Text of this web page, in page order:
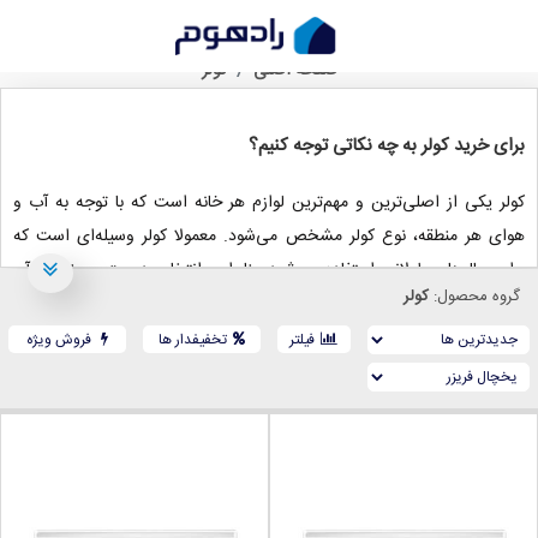
خرید کولر، از بررسی قیمت تا انتخاب
صفحه اصلی کولر
برای خرید کولر به چه نکاتی توجه کنیم؟
کولر یکی از اصلی‌ترین و مهم‌ترین لوازم هر خانه است که با توجه به آب و
هوای هر منطقه، نوع کولر مشخص می‌شود. معمولا کولر وسیله‌ای است که
برای سال‌های طولانی استفاده می‌شود؛ بنابراین انتخاب درست و مناسب آن
بسیار قابل توجه و ضروری است. در این نوشتار به نکات مهم و تاثیرگذار در
خرید کولر پرداخته خواهد شد.
می‌شوند.
گروه محصول:کولر
فیلتر تخفیفدار ها فروش ویژه